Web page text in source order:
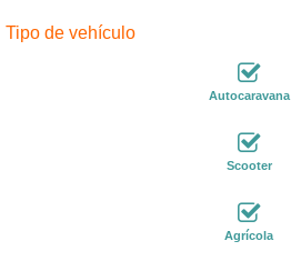
Tipo de vehículo
Autocaravana
Scooter
Agrícola